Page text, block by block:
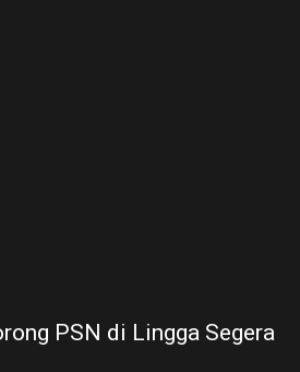
PSN di Lingga Segera